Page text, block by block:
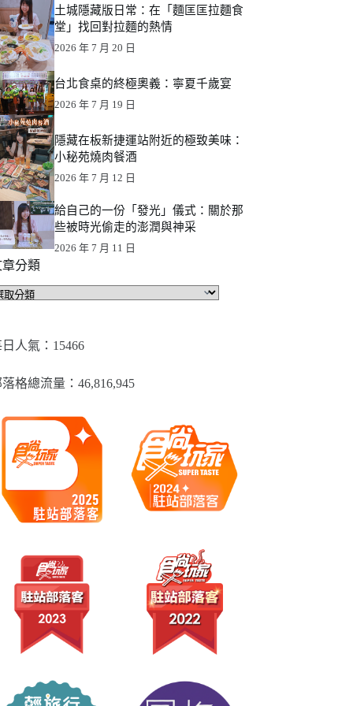
土城隱藏版日常：在「麵匡匡拉麵食
堂」找回對拉麵的熱情
2026 年 7 月 20 日
台北食桌的終極奧義：寧夏千歲宴
2026 年 7 月 19 日
隱藏在板新捷運站附近的極致美味：
小秘苑燒肉餐酒
2026 年 7 月 12 日
給自己的一份「發光」儀式：關於那
些被時光偷走的澎潤與神采
2026 年 7 月 11 日
分類
人氣：15466
格總流量：​46,816,945